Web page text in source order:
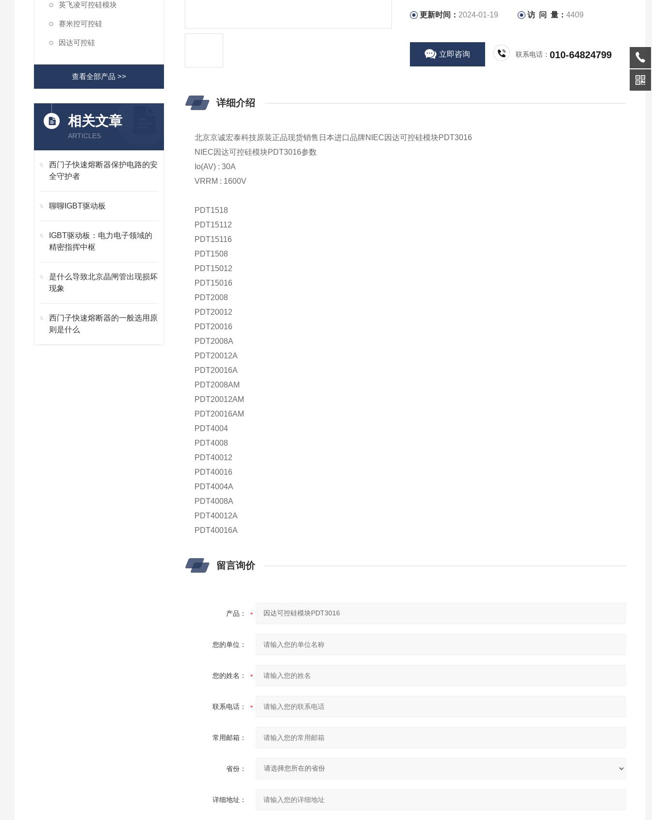
英飞凌可控硅模块
赛米控可控硅
因达可控硅
查看全部产品 >>
相关文章
ARTICLES
西门子快速熔断器保护电路的安
全守护者
聊聊IGBT驱动板
IGBT驱动板：电力电子领域的
精密指挥中枢
是什么导致北京晶闸管出现损坏
现象
西门子快速熔断器的一般选用原
则是什么
更新时间： 2024-01-19 访 问 量：4409
立即咨询 联系电话：010-64824799
详细介绍
北京京诚宏泰科技原装正品现货销售日本进口品牌NIEC因达可控硅模块PDT3016
NIEC因达可控硅模块PDT3016参数
Io(AV) : 30A
VRRM : 1600V
PDT1518
PDT15112
PDT15116
PDT1508
PDT15012
PDT15016
PDT2008
PDT20012
PDT20016
PDT2008A
PDT20012A
PDT20016A
PDT2008AM
PDT20012AM
PDT20016AM
PDT4004
PDT4008
PDT40012
PDT40016
PDT4004A
PDT4008A
PDT40012A
PDT40016A
留言询价
产品：
您的单位：
您的姓名：
联系电话：
常用邮箱：
省份：
详细地址：